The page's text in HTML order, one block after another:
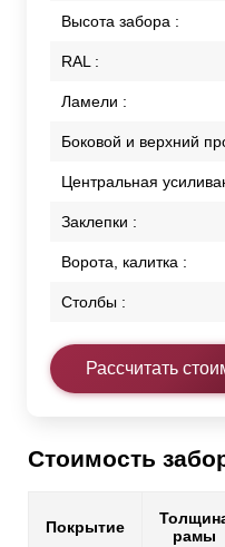
Высота забора :
RAL :
Ламели :
Боковой и верхний
Центральная
Заклепки :
Ворота, калитка :
Столбы :
Рассчитать
Стоимость
Покрытие
рамы